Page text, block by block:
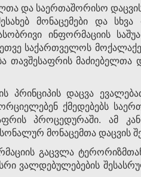
და საერთაშორისო
შესახებ მონაცემები და
ინფორმაციის
საქართველოს
თავშესაფრის
პრინციპის დაცვა
ქმედებებს
პროცედურაში. ამ
მონაცემთა დაცვის
გაცვლა
ვალდებულებების